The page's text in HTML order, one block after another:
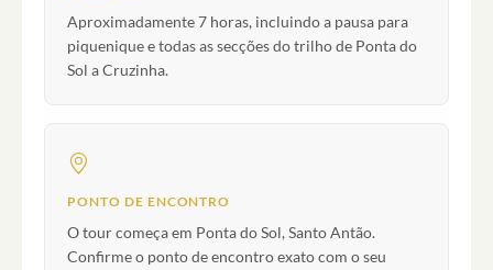
Aproximadamente 7 horas, incluindo a pausa para
piquenique e todas as secções do trilho de Ponta do
Sol a Cruzinha.
PONTO DE ENCONTRO
O tour começa em Ponta do Sol, Santo Antão.
Confirme o ponto de encontro exato com o seu